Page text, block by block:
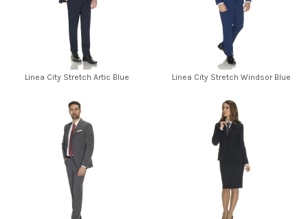
Linea City Stretch Artic Blue Linea City Stretch Windsor Blue